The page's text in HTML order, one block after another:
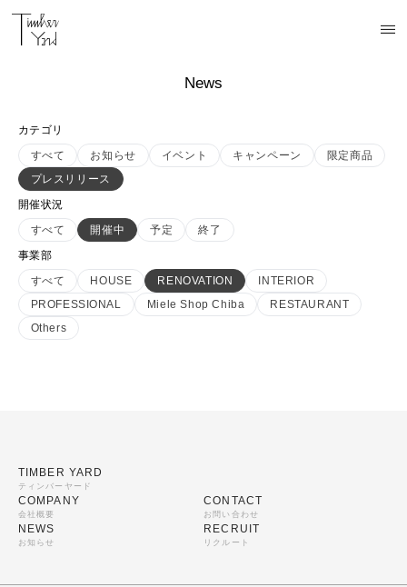
News
カテゴリ
すべて
お知らせ イベント キャンペーン
限定商品
プレスリリース
開催状況
すべて
開催中 予定
終了
事業部
すべて
HOUSE RENOVATION
INTERIOR
PROFESSIONAL
Miele Shop Chiba
RESTAURANT
Others
TIMBER YARD
ティンバーヤード
COMPANY
会社概要
NEWS
お知らせ
CONTACT
お問い合わせ
RECRUIT
リクルート